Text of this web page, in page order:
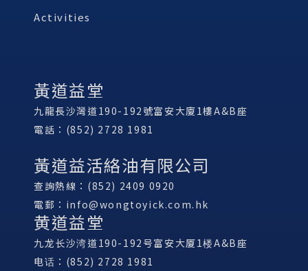
Activities
黃道益堂
九龍長沙灣道190-192號富安大廈1樓A&B座
電話：(852) 2728 1981
黃道益活絡油有限公司
查詢熱線：(852) 2409 0920
電郵： info@wongtoyick.com.hk
黄道益堂
九龙长沙湾道190-192号富安大厦1楼A&B座
电话：(852) 2728 1981